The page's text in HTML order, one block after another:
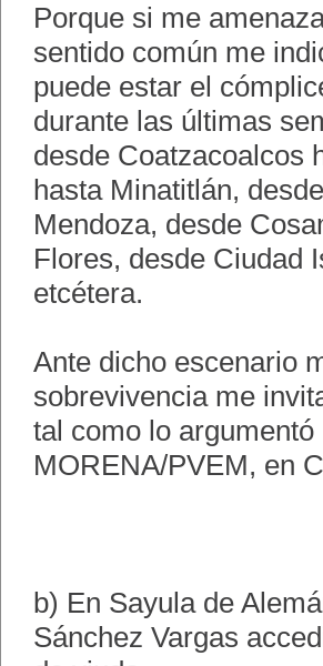
Porque si me
sentido común me
puede estar el
durante las últimas
desde Coatzacoalcos
hasta Minatitlán,
Mendoza, desde
Flores, desde Ciudad
etcétera.
Ante dicho escenario
sobrevivencia me
tal como lo
MORENA/PVEM, en
b) En Sayula de
Sánchez Vargas